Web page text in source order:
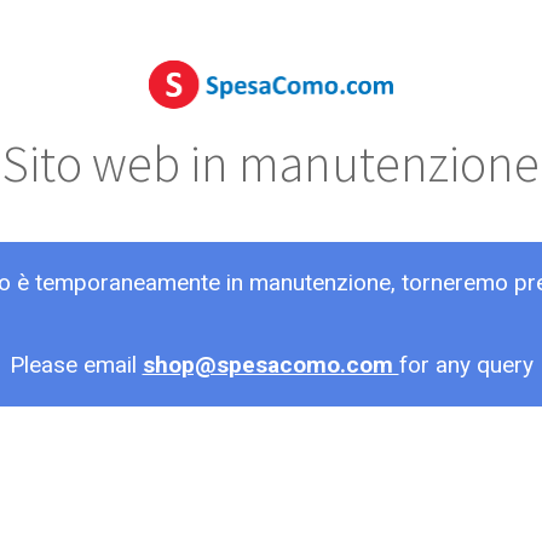
Sito web in manutenzione
è temporaneamente in manutenzione, torneremo
Please email shop@spesacomo.com for any query